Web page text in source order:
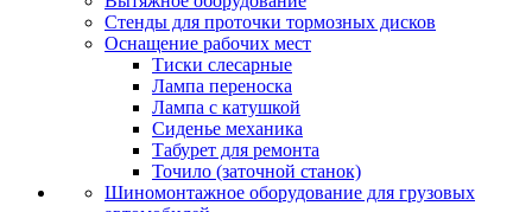
Стенды для проточки тормозных дисков
Оснащение рабочих мест
Тиски слесарные
Лампа переноска
Лампа с катушкой
Сиденье механика
Табурет для ремонта
Точило (заточной станок)
Шиномонтажное оборудование для грузовых